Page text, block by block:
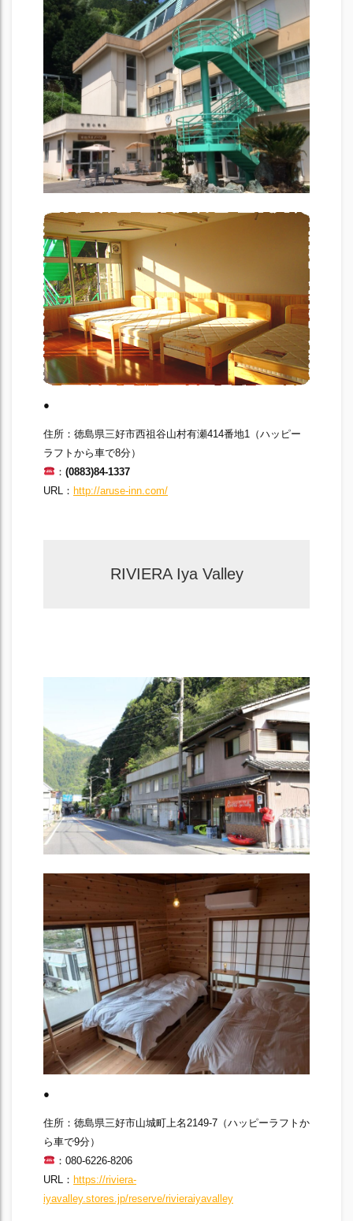
●
住所：徳島県三好市西祖谷山村有瀬414番地1（ハッピー
ラフトから車で8分）
： (0883)84-1337
URL： http://aruse-inn.com/
RIVIERA Iya Valley
●
住所：徳島県三好市山城町上名2149-7（ハッピーラフトか
ら車で9分）
：080-6226-8206
URL： https://riviera-
iyavalley.stores.jp/reserve/rivieraiyavalley